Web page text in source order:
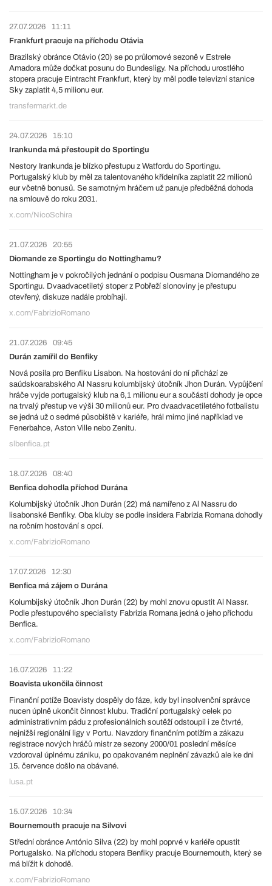
27.07.2026
11:11
Frankfurt pracuje na příchodu Otávia
Brazilský obránce Otávio (20) se po průlomové sezoně v Estrele
Amadora může dočkat posunu do Bundesligy. Na příchodu urostlého
stopera pracuje Eintracht Frankfurt, který by měl podle televizní stanice
Sky zaplatit 4,5 milionu eur.
transfermarkt.de
24.07.2026
15:10
Irankunda má přestoupit do Sportingu
Nestory Irankunda je blízko přestupu z Watfordu do Sportingu.
Portugalský klub by měl za talentovaného křídelníka zaplatit 22 milionů
eur včetně bonusů. Se samotným hráčem už panuje předběžná dohoda
na smlouvě do roku 2031.
x.com/NicoSchira
21.07.2026
20:55
Diomande ze Sportingu do Nottinghamu?
Nottingham je v pokročilých jednání o podpisu Ousmana Diomandého ze
Sportingu. Dvaadvacetiletý stoper z Pobřeží slonoviny je přestupu
otevřený, diskuze nadále probíhají.
x.com/FabrizioRomano
21.07.2026
09:45
Durán zamířil do Benfiky
Nová posila pro Benfiku Lisabon. Na hostování do ní přichází ze
saúdskoarabského Al Nassru kolumbijský útočník Jhon Durán. Vypůjčení
hráče vyjde portugalský klub na 6,1 milionu eur a součástí dohody je opce
na trvalý přestup ve výši 30 milionů eur. Pro dvaadvacetiletého fotbalistu
se jedná už o sedmé působiště v kariéře, hrál mimo jiné například ve
Fenerbahce, Aston Ville nebo Zenitu.
slbenfica.pt
18.07.2026
08:40
Benfica dohodla příchod Durána
Kolumbijský útočník Jhon Durán (22) má namířeno z Al Nassru do
lisabonské Benfiky. Oba kluby se podle insidera Fabrizia Romana dohodly
na ročním hostování s opcí.
x.com/FabrizioRomano
17.07.2026
12:30
Benfica má zájem o Durána
Kolumbijský útočník Jhon Durán (22) by mohl znovu opustit Al Nassr.
Podle přestupového specialisty Fabrizia Romana jedná o jeho příchodu
Benfica.
x.com/FabrizioRomano
16.07.2026
11:22
Boavista ukončila činnost
Finanční potíže Boavisty dospěly do fáze, kdy byl insolvenční správce
nucen úplně ukončit činnost klubu. Tradiční portugalský celek po
administrativním pádu z profesionálních soutěží odstoupil i ze čtvrté,
nejnižší regionální ligy v Portu. Navzdory finančním potížím a zákazu
registrace nových hráčů mistr ze sezony 2000/01 poslední měsíce
vzdoroval úplnému zániku, po opakovaném neplnění závazků ale ke dni
15. července došlo na obávané.
lusa.pt
15.07.2026
10:34
Bournemouth pracuje na Silvovi
Střední obránce António Silva (22) by mohl poprvé v kariéře opustit
Portugalsko. Na příchodu stopera Benfiky pracuje Bournemouth, který se
má blížit k dohodě.
x.com/FabrizioRomano